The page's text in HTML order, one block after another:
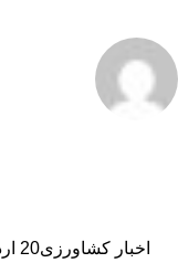
اخبار کشاورزی20 اردیبهشت 1404